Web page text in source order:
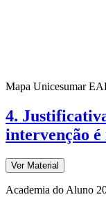
Mapa Unicesumar
4.
intervenção
Ver Material
Academia do Aluno